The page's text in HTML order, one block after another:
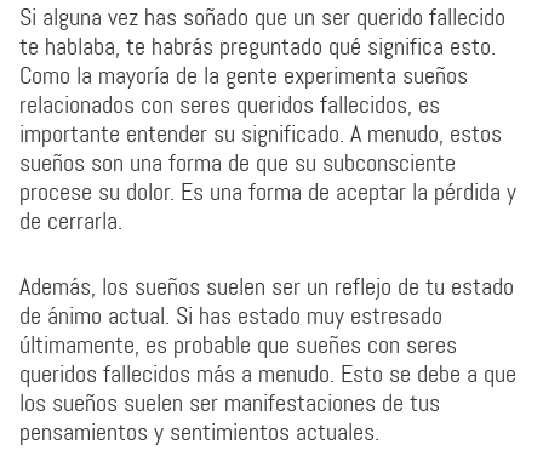
Si alguna vez has soñado que un ser querido fallecido
te hablaba, te habrás preguntado qué significa esto.
Como la mayoría de la gente experimenta sueños
relacionados con seres queridos fallecidos, es
importante entender su significado. A menudo, estos
sueños son una forma de que su subconsciente
procese su dolor. Es una forma de aceptar la pérdida y
de cerrarla.
Además, los sueños suelen ser un reflejo de tu estado
de ánimo actual. Si has estado muy estresado
últimamente, es probable que sueñes con seres
queridos fallecidos más a menudo. Esto se debe a que
los sueños suelen ser manifestaciones de tus
pensamientos y sentimientos actuales.